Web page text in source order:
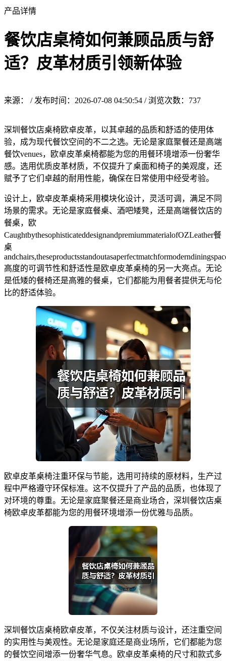
产品详情
餐饮店桌椅如何兼顾品质与舒
适？皮革材质引领新体验
来源： / 发布时间：2026-07-08 04:50:54 / 浏览次数： 737
深圳餐饮店桌椅欧卓皮革，以其卓越的品质和舒适的使用体
验，成为现代餐饮空间的不二之选。无论是家庭聚餐还是高端
餐饮venues，欧卓皮革桌椅都能为您的用餐环境增添一份奢华
感。选用优质皮革材质，不仅提升了桌面和椅子的美观度，还
赋予了它们卓越的耐用性能，确保在日常使用中经受考验。
设计上，欧卓皮革桌椅采用模块化设计，灵活可调，满足不同
场景的需求。无论是家庭餐桌、酒吧矮凳，还是高端餐饮店的
餐桌，欧
CaughtbythesophisticateddesignandpremiummaterialofOZLeather餐
桌
高度的可调节性和舒适性是欧卓皮革桌椅的另一大亮点。无论
是低矮的餐椅还是高雅的餐桌，它们都能为用餐者提供无与伦
比的舒适体验。
欧卓皮革桌椅注重环保与节能，选用可持续的原材料，生产过
程中严格遵守环保标准。这不仅提升了产品的品质，也体现了
对环境的尊重。无论是家庭聚餐还是商业场合，深圳餐饮店桌
椅欧卓皮革都能为您的用餐环境增添一份优雅与品质。
深圳餐饮店桌椅欧卓皮革，不仅关注材质与设计，还注重空间
的实用性与美观性。无论是家庭还是商业场所，它们都能为您
的餐饮空间增添一份奢华气息。欧卓皮革桌椅的尺寸和款式多